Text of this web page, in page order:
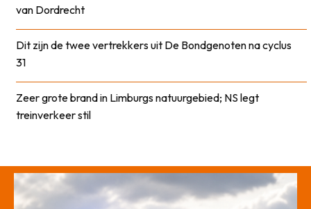
van Dordrecht
Dit zijn de twee vertrekkers uit De Bondgenoten na cyclus
31
Zeer grote brand in Limburgs natuurgebied; NS legt
treinverkeer stil